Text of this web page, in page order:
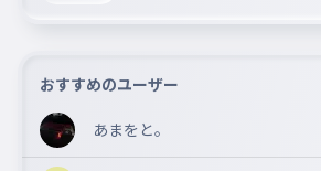
おすすめのユーザー
あまをと。